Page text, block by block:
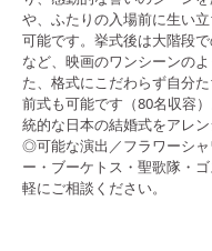
や、ふたりの入場前に生い
可能です。挙式後は大階段
など、映画のワンシーンの
た、格式にこだわらず自分
前式も可能です（80名収容
統的な日本の結婚式をアレ
◎可能な演出／フラワーシ
ー・ブーケトス・聖歌隊・
軽にご相談ください。